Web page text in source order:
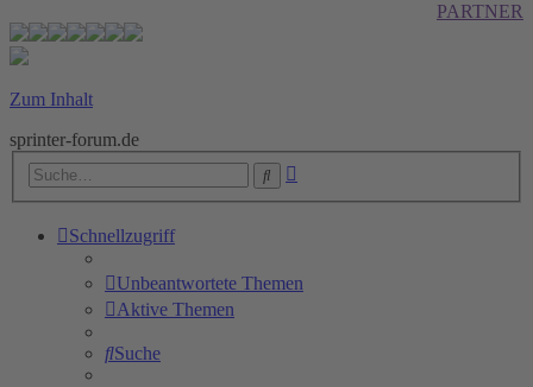
PARTNER
Zum Inhalt
sprinter-forum.de
Suche
Schnellzugriff
Unbeantwortete Themen
Aktive Themen
Suche